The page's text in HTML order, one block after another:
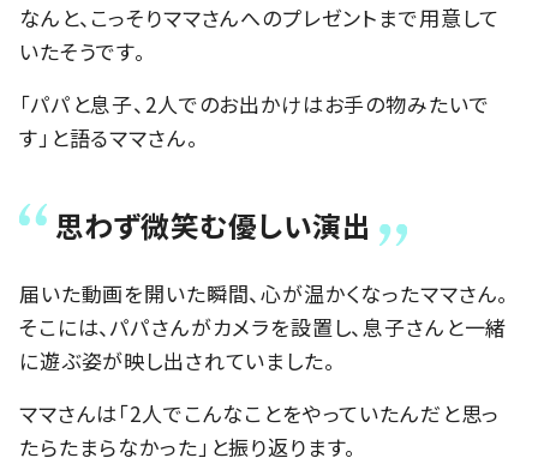
なんと、こっそりママさんへのプレゼントまで用意して
いたそうです。
「パパと息子、2人でのお出かけはお手の物みたいで
す」と語るママさん。
思わず微笑む優しい演出
届いた動画を開いた瞬間、心が温かくなったママさん。
そこには、パパさんがカメラを設置し、息子さんと一緒
に遊ぶ姿が映し出されていました。
ママさんは「2人でこんなことをやっていたんだと思っ
たらたまらなかった」と振り返ります。